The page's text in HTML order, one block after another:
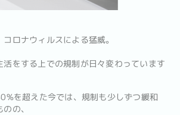
ロナウィルスによる猛威。
活をする上での規制が日々変わっています
を超えた今では、規制も少しずつ緩和
の、